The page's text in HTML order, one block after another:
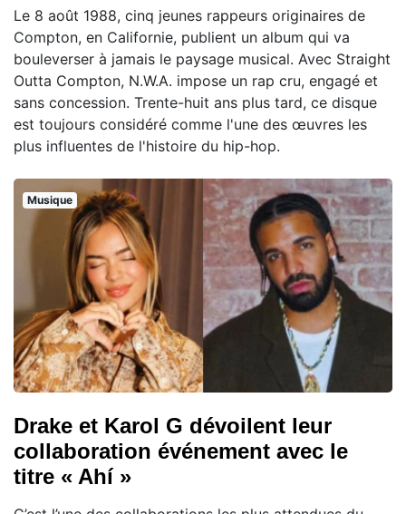
Le 8 août 1988, cinq jeunes rappeurs originaires de
Compton, en Californie, publient un album qui va
bouleverser à jamais le paysage musical. Avec Straight
Outta Compton, N.W.A. impose un rap cru, engagé et
sans concession. Trente-huit ans plus tard, ce disque
est toujours considéré comme l'une des œuvres les
plus influentes de l'histoire du hip-hop.
Musique
Drake et Karol G dévoilent leur
collaboration événement avec le
titre « Ahí »